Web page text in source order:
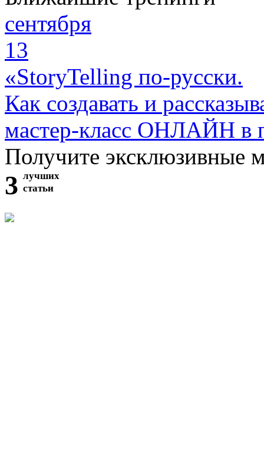
сентября
13
«StoryTelling по-русски.
Как создавать и
мастер-класс ОНЛАЙН в
Получите эксклюзивные
3 лучших
статьи